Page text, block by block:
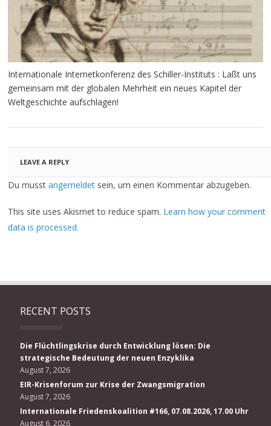
Internationale Internetkonferenz des Schiller-Instituts : Laßt uns
gemeinsam mit der globalen Mehrheit ein neues Kapitel der
Weltgeschichte aufschlagen!
LEAVE A REPLY
Du musstangemeldet sein, um einen Kommentar abzugeben.
This site uses Akismet to reduce spam. Learn how your comment
data is processed.
RECENT POSTS
Die Flüchtlingskrise durch Entwicklung lösen: Die
strategische Bedeutung der neuen Enzyklika
August 7, 2026
EIR-Krisenforum zur Krise der Zwangsmigration
August 7, 2026
Internationale Friedenskoalition #166, 07.08.2026, 17.00 Uhr
August 6, 2026